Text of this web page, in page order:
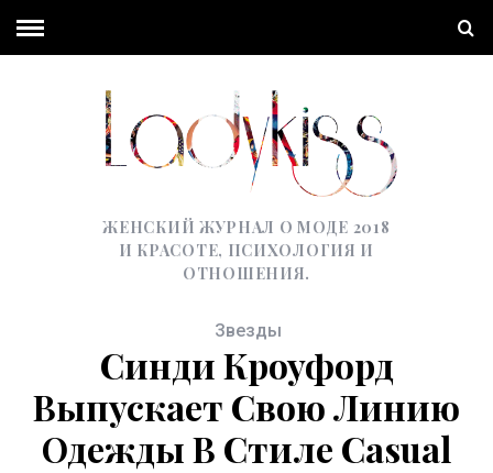
ЖЕНСКИЙ ЖУРНАЛ О МОДЕ 2018
И КРАСОТЕ, ПСИХОЛОГИЯ И
ОТНОШЕНИЯ.
Звезды
Синди Кроуфорд
Выпускает Свою Линию
Одежды В Стиле Casual